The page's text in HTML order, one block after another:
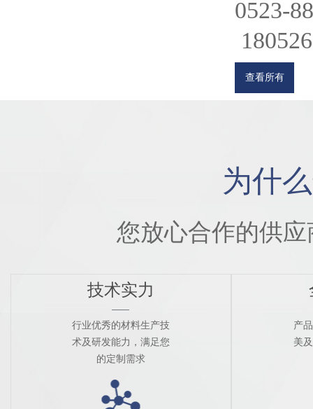
0523-
查看所有
为什
您放心合作的供
技术实力
行业优秀的材料生产技
术及研发能力，满足您
的定制需求
产
美